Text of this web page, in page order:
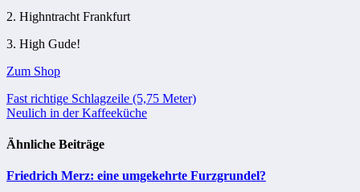
2. Highntracht Frankfurt
3. High Gude!
Zum Shop
Beitragsnavigation
Fast richtige Schlagzeile (5,75 Meter)
Neulich in der Kaffeeküche
Ähnliche Beiträge
Friedrich Merz: eine umgekehrte Furzgrundel?